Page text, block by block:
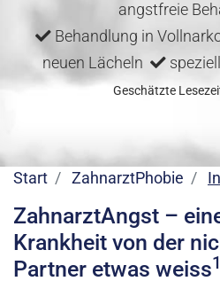
angstfreie
Behandlung in
neuen Lächeln
Geschätzte
Start ZahnarztPhobie
ZahnarztAngst –
Krankheit von der
Partner etwas weiss1